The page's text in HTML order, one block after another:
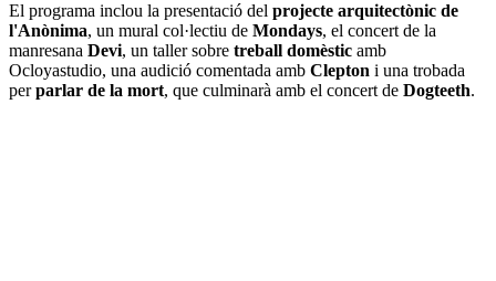
El programa inclou la presentació del projecte arquitectònic de
l'Anònima, un mural col·lectiu de Mondays, el concert de la
manresana Devi, un taller sobre treball domèstic amb
Ocloyastudio, una audició comentada amb Clepton i una trobada
perparlar de la mort, que culminarà amb el concert de Dogteeth.